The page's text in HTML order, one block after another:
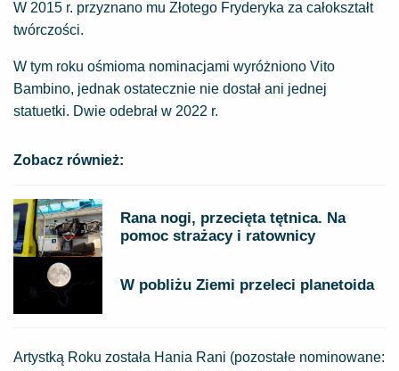
W 2015 r. przyznano mu Złotego Fryderyka za całokształt
twórczości.
W tym roku ośmioma nominacjami wyróżniono Vito
Bambino, jednak ostatecznie nie dostał ani jednej
statuetki. Dwie odebrał w 2022 r.
Zobacz również:
Rana nogi, przecięta tętnica. Na
pomoc strażacy i ratownicy
W pobliżu Ziemi przeleci planetoida
Artystką Roku została Hania Rani (pozostałe nominowane: